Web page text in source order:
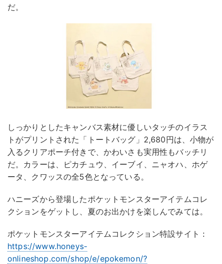
だ。
しっかりとしたキャンバス素材に優しいタッチのイラス
トがプリントされた「トートバッグ」2,680円は、小物が
入るクリアポーチ付きで、かわいさも実用性もバッチリ
だ。カラーは、ピカチュウ、イーブイ、ニャオハ、ホゲ
ータ、クワッスの全5色となっている。
ハニーズから登場したポケットモンスターアイテムコレ
クションをゲットし、夏のお出かけを楽しんでみては。
ポケットモンスターアイテムコレクション特設サイト：
https://www.honeys-
onlineshop.com/shop/e/epokemon/?